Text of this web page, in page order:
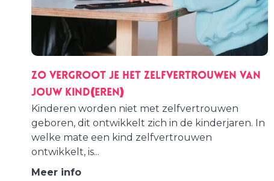
Zo vergroot je het zelfvertrouwen van
jouw kind(eren)
Kinderen worden niet met zelfvertrouwen
geboren, dit ontwikkelt zich in de kinderjaren. In
welke mate een kind zelfvertrouwen
ontwikkelt, is...
Meer info